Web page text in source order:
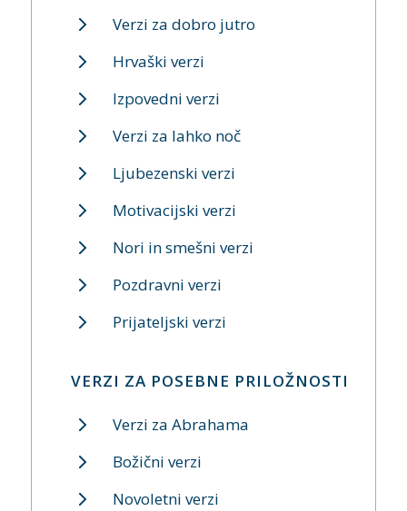
Verzi za dobro jutro
Hrvaški verzi
Izpovedni verzi
Verzi za lahko noč
Ljubezenski verzi
Motivacijski verzi
Nori in smešni verzi
Pozdravni verzi
Prijateljski verzi
VERZI ZA POSEBNE PRILOŽNOSTI
Verzi za Abrahama
Božični verzi
Novoletni verzi